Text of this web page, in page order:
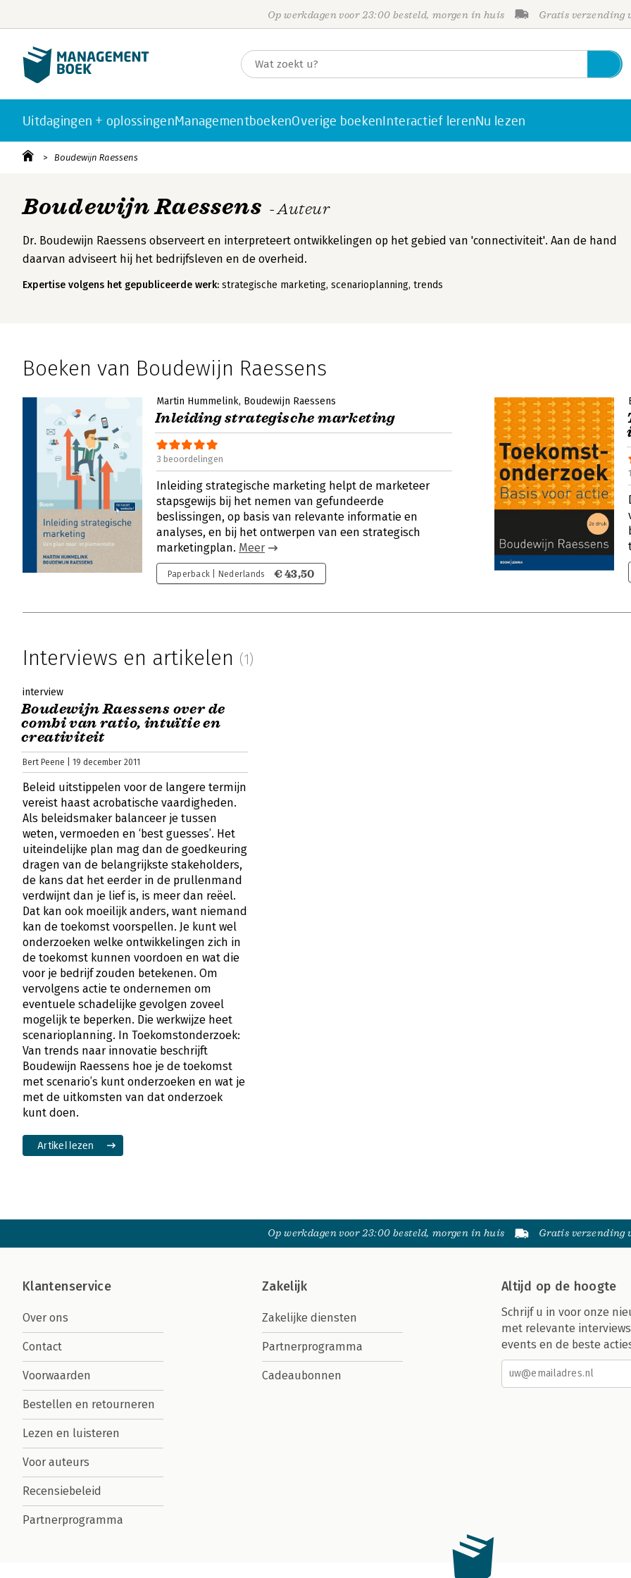
Op werkdagen voor 23:00 besteld, morgen in huis Gratis verzending
Uitdagingen + oplossingenManagementboekenOverige boekenInteractief lerenNu lezen
Boudewijn Raessens
Boudewijn Raessens - Auteur
Dr. Boudewijn Raessens observeert en interpreteert ontwikkelingen op het gebied van 'connectiviteit'. Aan de hand
daarvan adviseert hij het bedrijfsleven en de overheid.
Expertise volgens het gepubliceerde werk: strategische marketing, scenarioplanning, trends
Boeken van Boudewijn Raessens
Martin Hummelink Boudewijn Raessens
Inleiding strategische marketing
3 beoordelingen
Inleiding strategische marketing helpt de marketeer
stapsgewijs bij het nemen van gefundeerde
beslissingen, op basis van relevante informatie en
analyses, en bij het ontwerpen van een strategisch
marketingplan. Meer
Paperback | Nederlands € 43,50
Interviews en artikelen (1)
interview
Boudewijn Raessens over de
combi van ratio, intuïtie en
creativiteit
Bert Peene | 19 december 2011
Beleid uitstippelen voor de langere termijn
vereist haast acrobatische vaardigheden.
Als beleidsmaker balanceer je tussen
weten, vermoeden en ‘best guesses’. Het
uiteindelijke plan mag dan de goedkeuring
dragen van de belangrijkste stakeholders,
de kans dat het eerder in de prullenmand
verdwijnt dan je lief is, is meer dan reëel.
Dat kan ook moeilijk anders, want niemand
kan de toekomst voorspellen. Je kunt wel
onderzoeken welke ontwikkelingen zich in
de toekomst kunnen voordoen en wat die
voor je bedrijf zouden betekenen. Om
vervolgens actie te ondernemen om
eventuele schadelijke gevolgen zoveel
mogelijk te beperken. Die werkwijze heet
scenarioplanning. In Toekomstonderzoek:
Van trends naar innovatie beschrijft
Boudewijn Raessens hoe je de toekomst
met scenario’s kunt onderzoeken en wat je
met de uitkomsten van dat onderzoek
kunt doen.
Artikel lezen
Op werkdagen voor 23:00 besteld, morgen in huis Gratis verzending
Klantenservice
Over ons
Contact
Voorwaarden
Bestellen en retourneren
Lezen en luisteren
Voor auteurs
Recensiebeleid
Partnerprogramma
Zakelijk
Zakelijke diensten
Partnerprogramma
Cadeaubonnen
Altijd op de hoogte
Schrijf u in voor onze
met relevante
events en de beste